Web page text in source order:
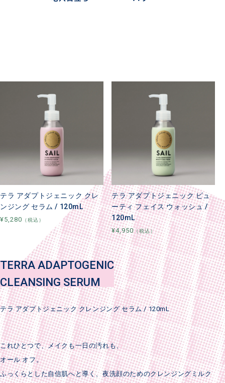
テラ アダプトジェニック クレ
ンジング セラム / 120mL
¥5,280 （税込）
テラ アダプトジェニック ビュ
ーティ フェイス ウォッシュ /
120mL
¥4,950（税込）
TERRA ADAPTOGENIC
CLEANSING SERUM
テラ アダプトジェニック クレンジング セラム / 120mL
これひとつで、メイクも一日の汚れも、
オール オフ。
ふっくらとした自信肌へと導く、夜洗顔のためのクレンジングミルク